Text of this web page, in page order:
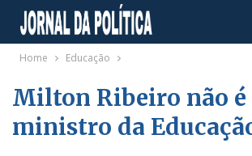
Home Educação
Milton Ribeiro não é
ministro da